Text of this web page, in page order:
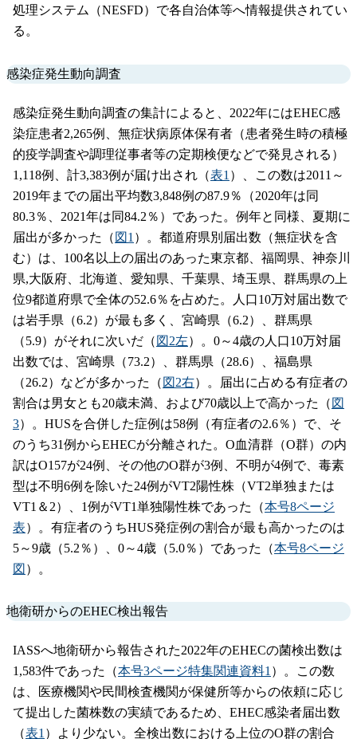
処理システム（NESFD）で各自治体等へ情報提供されてい
る。
感染症発生動向調査
感染症発生動向調査の集計によると、2022年にはEHEC感
染症患者2,265例、無症状病原体保有者（患者発生時の積極
的疫学調査や調理従事者等の定期検便などで発見される）
1,118例、計3,383例が届け出され（表1 ）、この数は2011～
2019年までの届出平均数3,848例の87.9％（2020年は同
80.3％、2021年は同84.2％）であった。例年と同様、夏期に
届出が多かった（ 図1 ）。都道府県別届出数（無症状を含
む）は、100名以上の届出のあった東京都、福岡県、神奈川
県,大阪府、北海道、愛知県、千葉県、埼玉県、群馬県の上
位9都道府県で全体の52.6％を占めた。人口10万対届出数で
は岩手県（6.2）が最も多く、宮崎県（6.2）、群馬県
（5.9）がそれに次いだ（ 図2左）。0～4歳の人口10万対届
出数では、宮崎県（73.2）、群馬県（28.6）、福島県
（26.2）などが多かった（ 図2右）。届出に占める有症者の
割合は男女とも20歳未満、および70歳以上で高かった（ 図
3）。HUSを合併した症例は58例（有症者の2.6％）で、そ
のうち31例からEHECが分離された。O血清群（O群）の内
訳はO157が24例、その他のO群が3例、不明が4例で、毒素
型は不明6例を除いた24例がVT2陽性株（VT2単独または
VT1＆2）、1例がVT1単独陽性株であった（本号8ページ
表）。有症者のうちHUS発症例の割合が最も高かったのは
5～9歳（5.2％）、0～4歳（5.0％）であった（本号8ページ
図 ）。
地衛研からのEHEC検出報告
IASSへ地衛研から報告された2022年のEHECの菌検出数は
1,583件であった（本号3ページ特集関連資料1）。この数
は、医療機関や民間検査機関が保健所等からの依頼に応じ
て提出した菌株数の実績であるため、EHEC感染者届出数
（表1）より少ない。全検出数における上位のO群の割合